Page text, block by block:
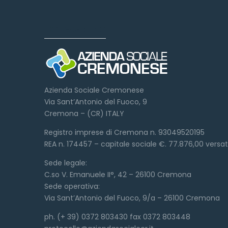
Azienda Sociale Cremonese
Via Sant’Antonio del Fuoco, 9
Cremona – (CR) ITALY
Registro imprese di Cremona n. 93049520195
REA n. 174457 – capitale sociale €. 77.876,00
Sede legale:
C.so V. Emanuele II°, 42 – 26100 Cremona
Sede operativa:
Via Sant’Antonio del Fuoco, 9/a – 26100 Cremona
ph. (+ 39) 0372 803430 fax 0372 803448